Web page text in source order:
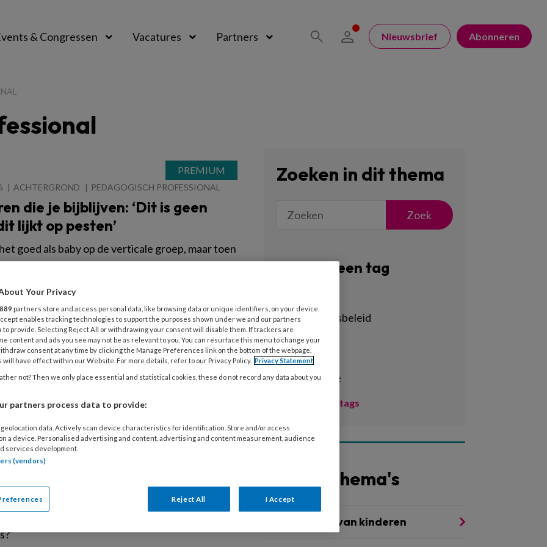
& Congressen Vacatures Partners Nieuwsbrief Abonneren
ACHTERGROND PEDAGOGISCH PROFESSIONAL
die je bijblijven: ‘Dit is geen
lijkt op pesten’
goed als baby op de verticale groep, maar toen
acht jaar was, scharrelde ze in haar eentje rond
en vereenzaamt? Wat was er toch met
de hand?
NIEUWS WET- EN REGELGEVING
waarschuwt: ‘BHV is blinde vlek
Leenstra - bekend van 'Ziek kind op
mag best één paracetamolletje' - vindt dat
BHV in de kinderopvang beter moeten. Hij
dat alleen EHBO niet genoeg is. 'Er móet altijd
Eerste hulp is voor de kinderen. Maar wie zorgt
Zoeken in dit thema
Zoek
Filter op een tag
achterstandsbeleid
activiteiten
adhd
administratie
Toon meer tags
Andere thema's
Ontwikkeling van kinderen
Your Privacy
889 partners store and access personal data, like browsing data or unique identifiers, on your device.
enables tracking technologies to support the purposes shown under we and our partners
to provide. Selecting Reject All or withdrawing your consent will disable them. If trackers are
content and ads you see may not be as relevant to you. You can resurface this menu to change your
consent at any time by clicking the Manage Preferences link on the bottom of the webpage.
will have effect within our Website. For more details, refer to our Privacy Policy. Privacy Statement
not? Then we only place essential and statistical cookies, these do not record any data about you
partners process data to provide:
data. Actively scan device characteristics for identification. Store and/or access
a device. Personalised advertising and content, advertising and content measurement, audience
services development.
(vendors)
Reject All I Accept